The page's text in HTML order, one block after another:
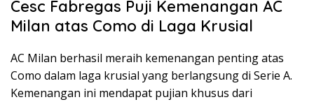
Cesc Fabregas Puji Kemenangan AC
Milan atas Como di Laga Krusial
AC Milan berhasil meraih kemenangan penting atas
Como dalam laga krusial yang berlangsung di Serie A.
Kemenangan ini mendapat pujian khusus dari